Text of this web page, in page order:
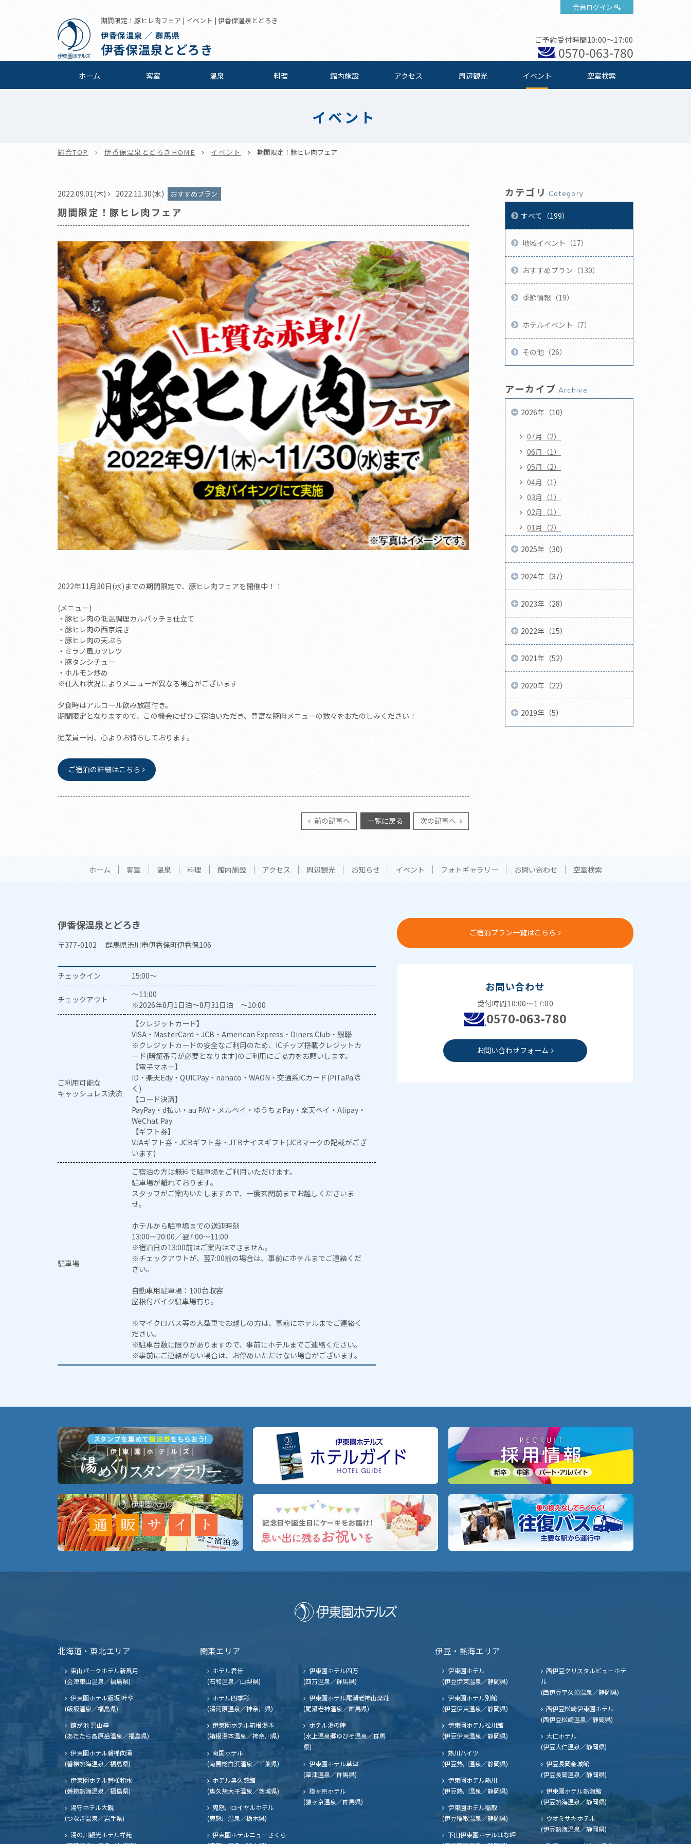
会員ログイン
期間限定！豚ヒレ肉フェア | イベント | 伊香保温泉とどろき
伊香保温泉 ／ 群馬県
伊香保温泉とどろき
ご予約受付時間10:00～17:00
0570-063-780
ホーム 客室 温泉 料理 館内施設 アクセス 周辺観光 イベント 空室検索
イベント
総合TOP 伊香保温泉とどろきHOME イベント 期間限定！豚ヒレ肉フェア
2022.09.01(木) 2022.11.30(水) おすすめプラン
期間限定！豚ヒレ肉フェア
2022年11月30日(水)までの期間限定で、豚ヒレ肉フェアを開催中！！
(メニュー)
・豚ヒレ肉の低温調理カルパッチョ仕立て
・豚ヒレ肉の西京焼き
・豚ヒレ肉の天ぷら
・ミラノ風カツレツ
・豚タンシチュー
・ホルモン炒め
※仕入れ状況によりメニューが異なる場合がございます
夕食時はアルコール飲み放題付き。
期間限定となりますので、この機会にぜひご宿泊いただき、豊富な豚肉メニューの数々をおたのしみください！
従業員一同、心よりお待ちしております。
ご宿泊の詳細はこちら
前の記事へ 一覧に戻る 次の記事へ
カテゴリ Category
すべて（199）
地域イベント（17）
おすすめプラン（130）
季節情報（19）
ホテルイベント（7）
その他（26）
アーカイブ Archive
2026年（10）
07月（2）
06月（1）
05月（2）
04月（1）
03月（1）
02月（1）
01月（2）
2025年（30）
2024年（37）
2023年（28）
2022年（15）
2021年（52）
2020年（22）
2019年（5）
ホーム 客室 温泉 料理 館内施設 アクセス 周辺観光 お知らせ イベント フォトギャラリー お問い合わせ 空室検索
伊香保温泉とどろき
〒377-0102 群馬県渋川市伊香保町伊香保106
チェックイン 15:00～
チェックアウト
～11:00
※2026年8月1日泊～8月31日泊 ～10:00
ご利用可能な
キャッシュレス決済
【クレジットカード】
VISA・MasterCard・JCB・American Express・Diners Club・銀聯
※クレジットカードの安全なご利用のため、ICチップ搭載クレジットカ
ード(暗証番号が必要となります)のご利用にご協力をお願いします。
【電子マネー】
iD・楽天Edy・QUICPay・nanaco・WAON・交通系ICカード(PiTaPa除
く)
【コード決済】
PayPay・d払い・au PAY・メルペイ・ゆうちょPay・楽天ペイ・Alipay・
WeChat Pay
【ギフト券】
VJAギフト券・JCBギフト券・JTBナイスギフト(JCBマークの記載がござ
います)
駐車場
ご宿泊の方は無料で駐車場をご利用いただけます。
駐車場が離れております。
スタッフがご案内いたしますので、一度玄関前までお越しくださいま
せ。
ホテルから駐車場までの送迎時刻
13:00～20:00／翌7:00～11:00
※宿泊日の13:00前はご案内はできません。
※チェックアウトが、翌7:00前の場合は、事前にホテルまでご連絡くだ
さい。
自動車用駐車場：100台収容
屋根付バイク駐車場有り。
※マイクロバス等の大型車でお越しの方は、事前にホテルまでご連絡く
ださい。
※駐車台数に限りがありますので、事前にホテルまでご連絡ください。
※事前にご連絡がない場合は、お停めいただけない場合がございます。
ご宿泊プラン一覧はこちら
お問い合わせ
受付時間10:00～17:00
0570-063-780
お問い合わせフォーム
北海道・東北エリア
東山パークホテル新風月
(会津東山温泉／福島県)
伊東園ホテル飯坂 叶や
(飯坂温泉／福島県)
鏡が池 碧山亭
(あだたら高原岳温泉／福島県)
伊東園ホテル磐梯向滝
(磐梯熱海温泉／福島県)
伊東園ホテル磐梯和水
(磐梯熱海温泉／福島県)
湯守ホテル大観
(つなぎ温泉／岩手県)
湯の川観光ホテル祥苑
関東エリア
ホテル君佳
(石和温泉／山梨県)
ホテル四季彩
(湯河原温泉／神奈川県)
伊東園ホテル箱根湯本
(箱根湯本温泉／神奈川県)
南国ホテル
(南房総白浜温泉／千葉県)
ホテル奥久慈館
(奥久慈大子温泉／茨城県)
鬼怒川ロイヤルホテル
(鬼怒川温泉／栃木県)
伊東園ホテルニューさくら
伊東園ホテル四万
(四万温泉／群馬県)
伊東園ホテル尾瀬老神山楽荘
(尾瀬老神温泉／群馬県)
ホテル湯の陣
(水上温泉郷ゆびそ温泉／群馬
県)
伊東園ホテル草津
(草津温泉／群馬県)
猿ヶ京ホテル
(猿ヶ京温泉／群馬県)
伊豆・熱海エリア
伊東園ホテル
(伊豆伊東温泉／静岡県)
伊東園ホテル別館
(伊豆伊東温泉／静岡県)
伊東園ホテル松川館
(伊豆伊東温泉／静岡県)
熱川ハイツ
(伊豆熱川温泉／静岡県)
伊東園ホテル熱川
(伊豆熱川温泉／静岡県)
伊東園ホテル稲取
(伊豆稲取温泉／静岡県)
下田伊東園ホテルはな岬
西伊豆クリスタルビューホテ
ル
(西伊豆宇久須温泉／静岡県)
西伊豆松崎伊東園ホテル
(西伊豆松崎温泉／静岡県)
大仁ホテル
(伊豆大仁温泉／静岡県)
伊豆長岡金城館
(伊豆長岡温泉／静岡県)
伊東園ホテル熱海館
(伊豆熱海温泉／静岡県)
ウオミサキホテル
(伊豆熱海温泉／静岡県)